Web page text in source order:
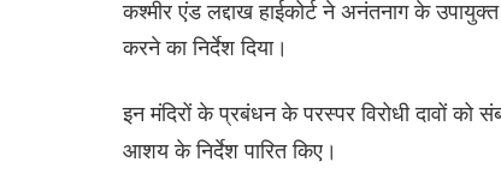
कश्मीर एंड लद्दाख हाईकोर्ट ने अनंतनाग के
करने का निर्देश दिया।
इन मंदिरों के प्रबंधन के परस्पर विरोधी दावों को
आशय के निर्देश पारित किए।